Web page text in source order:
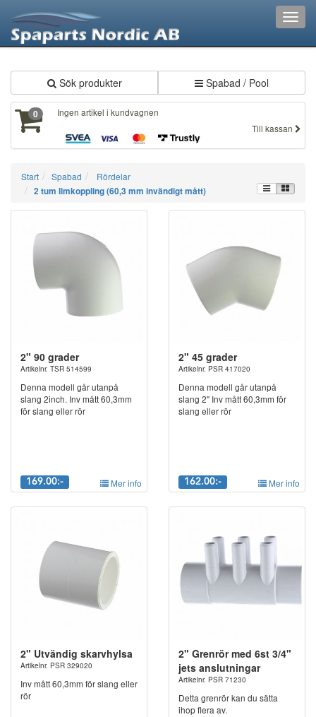
Sök produkter Spabad / Pool
0
Ingen artikel i kundvagnen
Till kassan
Start Spabad
Rördelar
2 tum limkoppling (60,3 mm invändigt mått)
2" 90 grader
Artikelnr. TSR 514599
Denna modell går utanpå
slang 2inch. Inv mått 60,3mm
för slang eller rör
169.00:- Mer info
2" 45 grader
Artikelnr. PSR 417020
Denna modell går utanpå
slang 2" Inv mått 60,3mm för
slang eller rör
162.00:- Mer info
2" Utvändig skarvhylsa
Artikelnr. PSR 329020
Inv mått 60,3mm för slang eller
rör
2" Grenrör med 6st 3/4"
jets anslutningar
Artikelnr. PSR 71230
Detta grenrör kan du sätta
ihop flera av.